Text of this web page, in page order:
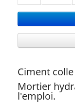
Ciment
Mortier
l'emploi.